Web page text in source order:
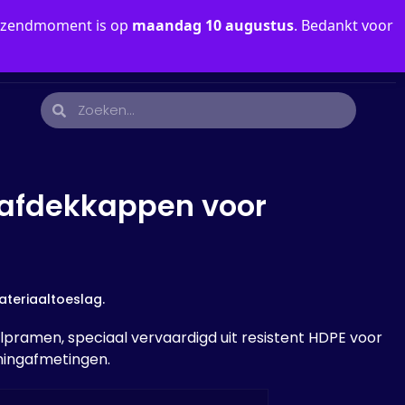
is op maandag 10 augustus. Bedankt voor
Mijn Account 0
voor
speciaal vervaardigd uit resistent HDPE voor